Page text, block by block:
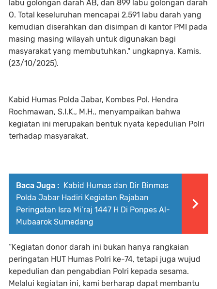
labu golongan darah AB, dan 899 labu golongan darah
O. Total keseluruhan mencapai 2.591 labu darah yang
kemudian diserahkan dan disimpan di kantor PMI pada
masing masing wilayah untuk digunakan bagi
masyarakat yang membutuhkan." ungkapnya, Kamis.
(23/10/2025).
Kabid Humas Polda Jabar, Kombes Pol. Hendra
Rochmawan, S.I.K., M.H., menyampaikan bahwa
kegiatan ini merupakan bentuk nyata kepedulian Polri
terhadap masyarakat.
Baca Juga : Kabid Humas dan Dir Binmas
Polda Jabar Hadiri Kegiatan Rajaban
Peringatan Isra Mi’raj 1447 H Di Ponpes Al-
Mubaarok Sumedang
“Kegiatan donor darah ini bukan hanya rangkaian
peringatan HUT Humas Polri ke-74, tetapi juga wujud
kepedulian dan pengabdian Polri kepada sesama.
Melalui kegiatan ini, kami berharap dapat membantu